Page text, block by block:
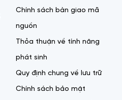
Chính sách bàn giao mã
nguồn
Thỏa thuận về tính năng
phát sinh
Quy định chung về lưu trữ
Chính sách bảo mật